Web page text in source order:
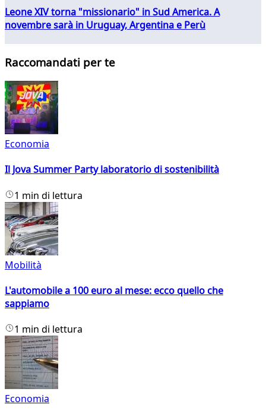
Leone XIV torna "missionario" in Sud America. A
novembre sarà in Uruguay, Argentina e Perù
Raccomandati per te
Economia
Il Jova Summer Party laboratorio di sostenibilità
1 min di lettura
Mobilità
L'automobile a 100 euro al mese: ecco quello che
sappiamo
1 min di lettura
Economia